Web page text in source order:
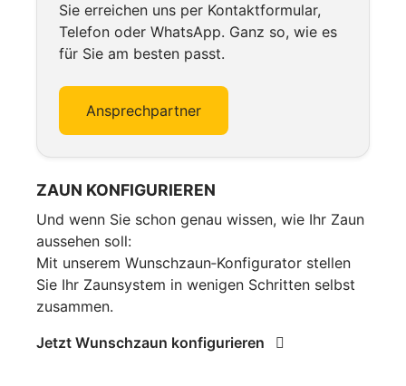
Sie erreichen uns per Kontaktformular,
Telefon oder WhatsApp. Ganz so, wie es
für Sie am besten passt.
Ansprechpartner
ZAUN KONFIGURIEREN
Und wenn Sie schon genau wissen, wie Ihr Zaun
aussehen soll:
Mit unserem Wunschzaun‑Konfigurator stellen
Sie Ihr Zaunsystem in wenigen Schritten selbst
zusammen.
Jetzt Wunschzaun konfigurieren